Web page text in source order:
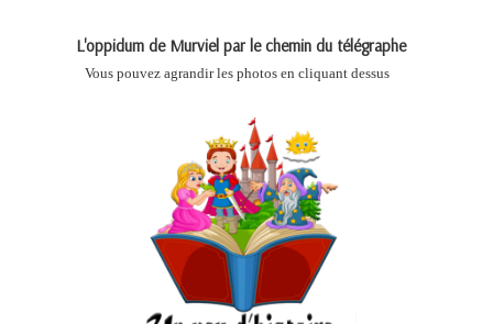
L'oppidum de Murviel par le chemin du télégraphe
Vous pouvez agrandir les photos en cliquant dessus